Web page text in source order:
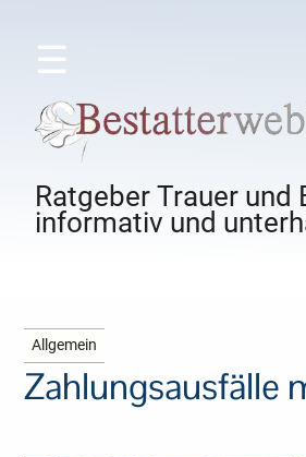
☰
Ratgeber Trauer und
informativ und
Allgemein
Zahlungsausfälle